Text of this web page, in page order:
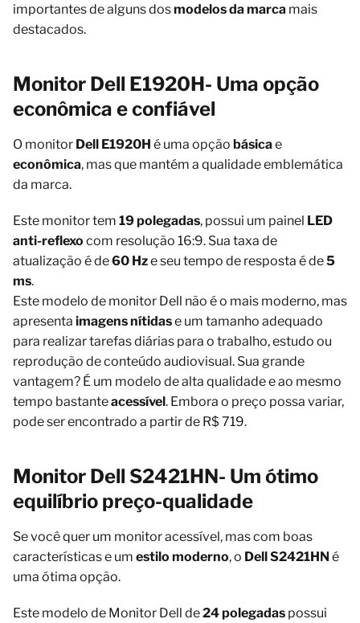
importantes de alguns dosmodelos da marca mais
destacados.
Monitor Dell E1920H- Uma opção
econômica e confiável
O monitor Dell E1920H é uma opção básicae
econômica, mas que mantém a qualidade emblemática
da marca.
Este monitor tem 19 polegadas, possui um painel LED
anti-reflexo com resolução 16:9. Sua taxa de
atualização é de60 Hze seu tempo de resposta é de5
ms.
Este modelo de monitor Dell não é o mais moderno, mas
apresenta imagens nítidase um tamanho adequado
para realizar tarefas diárias para o trabalho, estudo ou
reprodução de conteúdo audiovisual. Sua grande
vantagem? É um modelo de alta qualidade e ao mesmo
tempo bastanteacessível. Embora o preço possa variar,
pode ser encontrado a partir de R$ 719.
Monitor Dell S2421HN- Um ótimo
equilíbrio preço-qualidade
Se você quer um monitor acessível, mas com boas
características e um estilo moderno, o Dell S2421HN é
uma ótima opção.
Este modelo de Monitor Dell de24 polegadas possui